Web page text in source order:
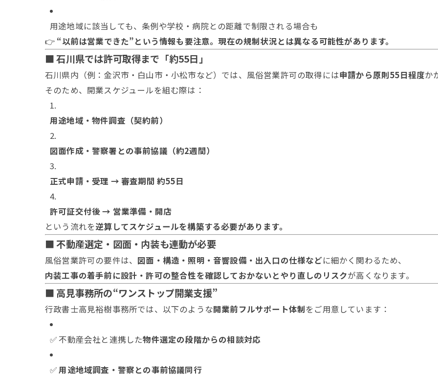
用途地域に該当しても、条例や学校・病院との距離で制限される場合も
👉 “以前は営業できた”という情報も要注意。現在の規制状況とは異なる可能性があります。
■ 石川県では許可取得まで「約55日」
石川県内（例：金沢市・白山市・小松市など）では、風俗営業許可の取得には申請から原則55日程度か
そのため、開業スケジュールを組む際は：
用途地域・物件調査（契約前）
図面作成・警察署との事前協議（約2週間）
正式申請・受理 → 審査期間 約55日
許可証交付後 → 営業準備・開店
という流れを逆算してスケジュールを構築する必要があります。
■ 不動産選定・図面・内装も連動が必要
風俗営業許可の要件は、 図面・構造・照明・音響設備・出入口の仕様などに細かく関わるため、
内装工事の着手前に設計・許可の整合性を確認しておかないとやり直しのリスクが高くなります。
■ 高見事務所の“ワンストップ開業支援”
行政書士高見裕樹事務所では、以下のような開業前フルサポート体制をご用意しています：
✅ 不動産会社と連携した物件選定の段階からの相談対応
✅用途地域調査・警察との事前協議同行